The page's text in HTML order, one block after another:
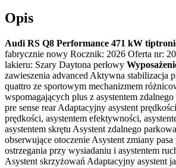
Opis
Audi RS Q8 Performance 471 kW
fabrycznie nowy Rocznik: 2026 Oferta nr:
lakieru: Szary Daytona perłowy
zawieszenia advanced Aktywna stabilizacja
quattro ze sportowym mechanizmem
wspomagających plus z asystentem
pre sense rear Adaptacyjny asystent
prędkości, asystentem efektywności,
asystentem skrętu Asystent zdalnego
obserwujące otoczenie Asystent zmiany
ostrzegania przy wysiadaniu i asystentem
Asystent skrzyżowań Adaptacyjny asystent